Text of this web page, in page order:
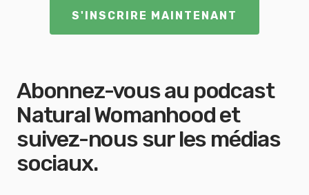
S'INSCRIRE MAINTENANT
Abonnez-vous au podcast
Natural Womanhood et
suivez-nous sur les médias
sociaux.